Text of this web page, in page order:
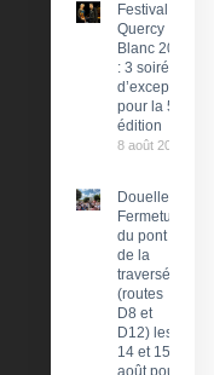
Festival du
Quercy
Blanc 2026
: 3 soirées
d’exception
pour la 58e
édition
8 août 2026
Douelle :
Fermeture
du pont et
de la
traversée
(routes
D8 et
D12) les
14 et 15
août pour